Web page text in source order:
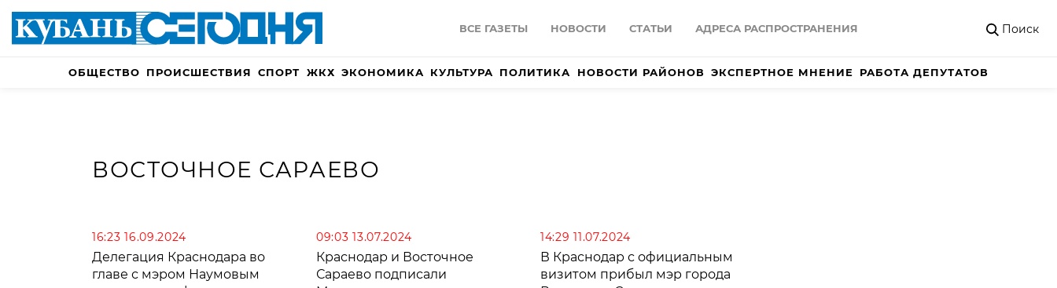
ВСЕ ГАЗЕТЫ НОВОСТИ СТАТЬИ АДРЕСА РАСПРОСТРАНЕНИЯ Поиск
ОБЩЕСТВО ПРОИСШЕСТВИЯ СПОРТ ЖКХ ЭКОНОМИКА КУЛЬТУРА ПОЛИТИКА НОВОСТИ РАЙОНОВ ЭКСПЕРТНОЕ МНЕНИЕ РАБОТА ДЕПУТАТОВ
ВОСТОЧНОЕ САРАЕВО
16:23 16.09.2024
Делегация Краснодара во
главе с мэром Наумовым
09:03 13.07.2024
Краснодар и Восточное
Сараево подписали
14:29 11.07.2024
В Краснодар с официальным
визитом прибыл мэр города